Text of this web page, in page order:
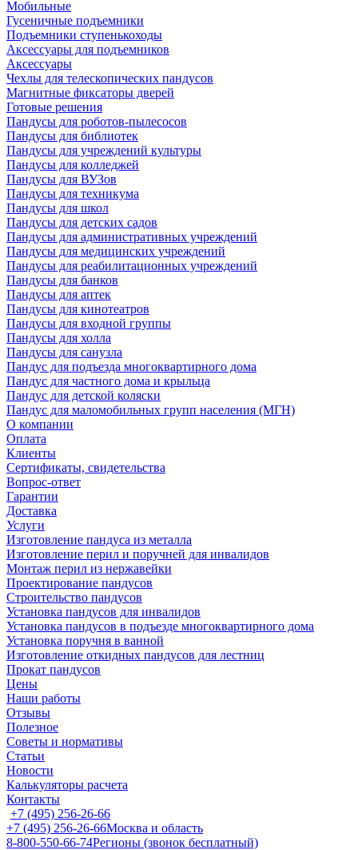
Мобильные
Гусеничные подъемники
Подъемники ступенькоходы
Аксессуары для подъемников
Аксессуары
Чехлы для телескопических пандусов
Магнитные фиксаторы дверей
Готовые решения
Пандусы для роботов-пылесосов
Пандусы для библиотек
Пандусы для учреждений культуры
Пандусы для колледжей
Пандусы для ВУЗов
Пандусы для техникума
Пандусы для школ
Пандусы для детских садов
Пандусы для административных учреждений
Пандусы для медицинских учреждений
Пандусы для реабилитационных учреждений
Пандусы для банков
Пандусы для аптек
Пандусы для кинотеатров
Пандусы для входной группы
Пандусы для холла
Пандусы для санузла
Пандус для подъезда многоквартирного дома
Пандус для частного дома и крыльца
Пандус для детской коляски
Пандус для маломобильных групп населения (МГН)
О компании
Оплата
Клиенты
Сертификаты, свидетельства
Вопрос-ответ
Гарантии
Доставка
Услуги
Изготовление пандуса из металла
Изготовление перил и поручней для инвалидов
Монтаж перил из нержавейки
Проектирование пандусов
Строительство пандусов
Установка пандусов для инвалидов
Установка пандусов в подъезде многоквартирного дома
Установка поручня в ванной
Изготовление откидных пандусов для лестниц
Прокат пандусов
Цены
Наши работы
Отзывы
Полезное
Советы и нормативы
Статьи
Новости
Калькуляторы расчета
Контакты
+7 (495) 256-26-66
+7 (495) 256-26-66Москва и область
8-800-550-66-74Регионы (звонок бесплатный)